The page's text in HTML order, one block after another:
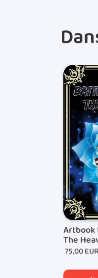
Artbook
The
75,00 EUR